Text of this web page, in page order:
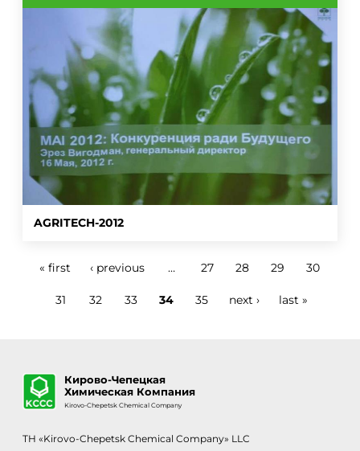
AGRITECH-2012
« first ‹ previous … 27 28 29 30
31 32 33 34 35 next › last »
Кирово-Чепецкая
Химическая Компания
Kirovo-Chepetsk Chemical Company
TH «Kirovo-Chepetsk Chemical Company» LLC